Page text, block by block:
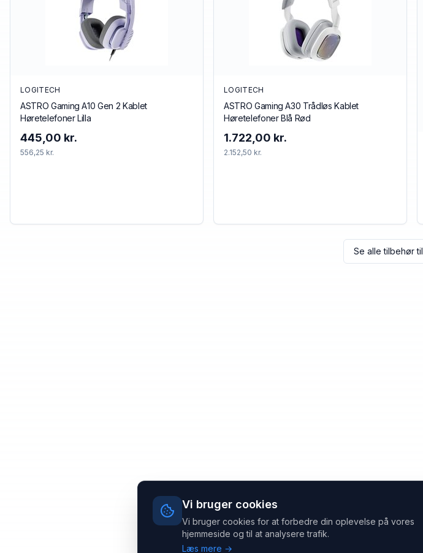
Vi bruger cookies
Vi bruger cookies for at forbedre din oplevelse på vores
hjemmeside og til at analysere trafik.
Læs mere →
LOGITECH
ASTRO Gaming A10 Gen 2 Kablet
Høretelefoner Lilla
445,00 kr.
556,25 kr.
LOGITECH
ASTRO Gaming A30 Trådløs Kablet
Høretelefoner Blå Rød
1.722,00 kr.
2.152,50 kr.
Se alle tilbehør til